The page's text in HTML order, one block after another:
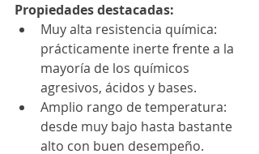
Propiedades destacadas:
Muy alta resistencia química:
prácticamente inerte frente a la
mayoría de los químicos
agresivos, ácidos y bases.
Amplio rango de temperatura:
desde muy bajo hasta bastante
alto con buen desempeño.